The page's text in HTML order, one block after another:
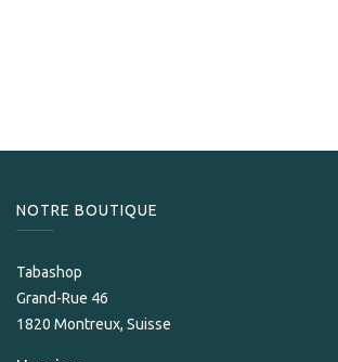
NOTRE BOUTIQUE
Tabashop
Grand-Rue 46
1820 Montreux, Suisse